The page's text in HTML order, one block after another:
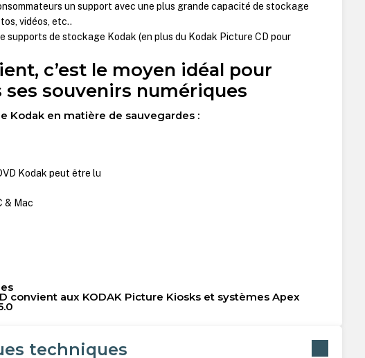
un support avec une plus grande capacité de stockage
vidéos, etc..
supports de stockage Kodak (en plus du Kodak Picture CD pour
c’est le moyen idéal pour
souvenirs numériques
Kodak en matière de sauvegardes :
Kodak peut être lu
& Mac
convient aux KODAK Picture Kiosks et systèmes Apex
techniques